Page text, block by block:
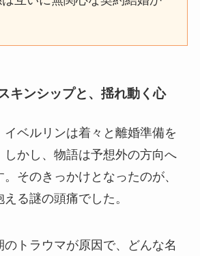
キンシップと、揺れ動く心
イベルリンは着々と離婚準備を
しかし、物語は予想外の方向へ
そのきっかけとなったのが、
る謎の頭痛でした。
のトラウマが原因で、どんな名